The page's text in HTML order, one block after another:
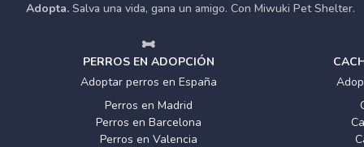
Adopta. Salva una vida, gana un amigo. Con Miwuki Pet Shelter.
PERROS EN ADOPCIÓN
Adoptar perros en España
Perros en Madrid
Perros en Barcelona
Perros en Valencia